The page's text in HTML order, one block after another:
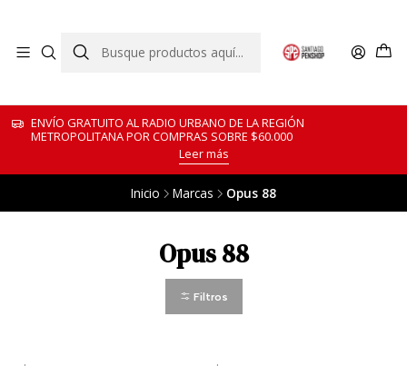
ENVÍO GRATUITO AL RADIO URBANO DE LA REGIÓN
METROPOLITANA POR COMPRAS SOBRE $60.000
Leer más
Inicio Marcas Opus 88
Opus 88
Filtros